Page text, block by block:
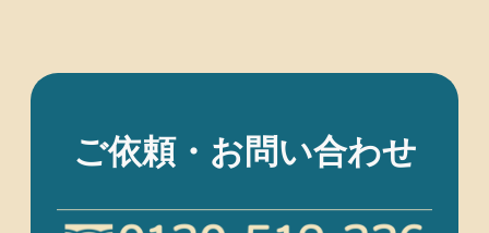
ご依頼・お問い合わせ